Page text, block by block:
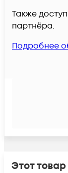
Также
партнёра.
Подробнее
Этот